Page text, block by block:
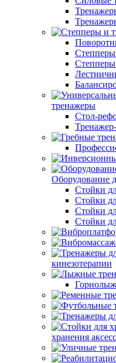
Степперы
тренажеры
Стол-
Оборудование
Стойки
Стойки
Стойки
Стойки
кинезотерапии
хранения